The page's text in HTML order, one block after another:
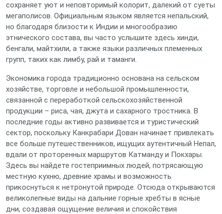
сохраняет уют и неповторимый колорит, далекий от суеты
мегаполисов. Официальным языком является непальский,
но благодаря близости к Индии и многообразию
этнического состава, вы часто услышите здесь хинди,
бенгали, майтхили, а также языки различных племенных
групп, таких как лимбу, рай и таманги.
Экономика города традиционно основана на сельском
хозяйстве, торговле и небольшой промышленности,
связанной с переработкой сельскохозяйственной
продукции – риса, чая, джута и сахарного тростника. В
последние годы активно развивается и туристический
сектор, поскольку Канкрабари Дован начинает привлекать
все больше путешественников, ищущих аутентичный Непал,
вдали от проторенных маршрутов Катманду и Покхары.
Здесь вы найдете гостеприимных людей, потрясающую
местную кухню, древние храмы и возможность
прикоснуться к нетронутой природе. Отсюда открываются
великолепные виды на дальние горные хребты в ясные
дни, создавая ощущение величия и спокойствия